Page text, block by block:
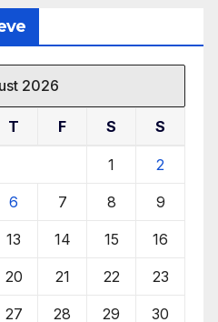
2026
T F S S
1 2
6 7 8 9
13 14 15 16
20 21 22 23
27 28 29 30